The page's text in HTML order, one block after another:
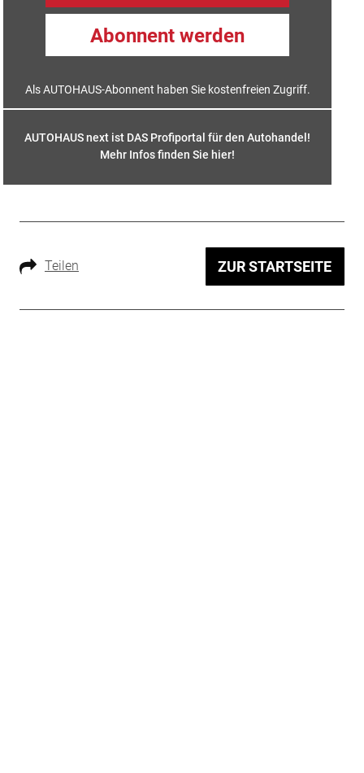
Abonnent werden
Als AUTOHAUS-Abonnent haben Sie kostenfreien Zugriff.
AUTOHAUS next ist DAS Profiportal für den Autohandel!
Mehr Infos finden Sie hier!
Teilen ZUR STARTSEITE